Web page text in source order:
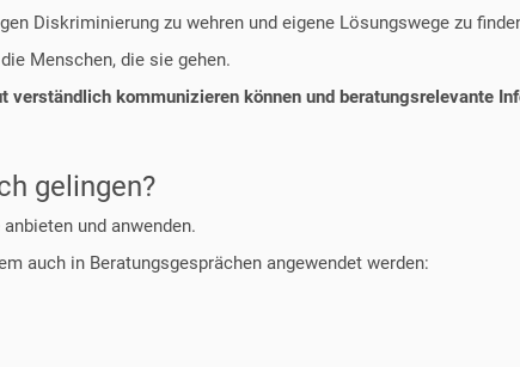
Diskriminierung zu wehren und eigene Lösungswege zu
Menschen, die sie gehen.
kommunizieren können und beratungsrelevante
gelingen?
und anwenden.
auch in Beratungsgesprächen angewendet werden: